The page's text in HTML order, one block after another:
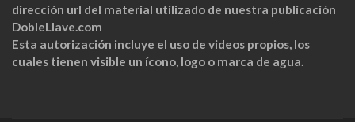
dirección url del material utilizado de nuestra publicación
DobleLlave.com
Esta autorización incluye el uso de videos propios, los
cuales tienen visible un ícono, logo o marca de agua.